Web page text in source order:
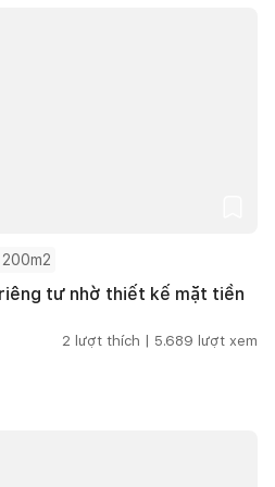
tư nhờ thiết kế mặt tiền
2 lượt thích | 5.689 lượt xem